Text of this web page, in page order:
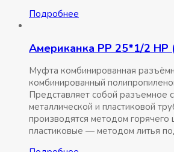
Подробнее
Американка РР 25*1/2 НР
Муфта комбинированная
комбинированный
Представляет собой разъемное
металлической и пластиковой
производятся методом горячего
пластиковые — методом литья